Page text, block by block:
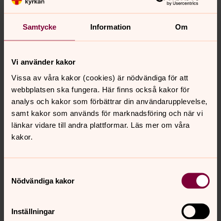
Samtycke Information Om
Vi använder kakor
Vissa av våra kakor (cookies) är nödvändiga för att
webbplatsen ska fungera. Här finns också kakor för
analys och kakor som förbättrar din användarupplevelse,
samt kakor som används för marknadsföring och när vi
länkar vidare till andra plattformar. Läs mer om våra
kakor.
Nödvändiga kakor
Inställningar
se bl a mandelblom, gräslök, rödfibbla, penningblad, olika
fetbladsväxter, bockrot, och höstvädd. I och med att
bidrag till biologisk mångfald!
Kyrkogårdarna är vårt gemensamma kulturarv. Genom
att försöka sköta en del av kyrkogårdarna enligt tidigare
generationers bruk blir det också ett ”grönt” kulturarv
på kyrkogården.
Mia Andersson, kyrkogårdsarbetare
och kyrkvaktmästare
Mer information:
Tfn:08-511 862 31
Besöksadress: